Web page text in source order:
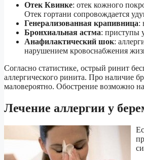
Отек Квинке: отек кожного
Отек гортани сопровождается
Генерализованная крапивница:
Бронхиальная астма: приступы
Анафилактический шок:
нарушением кровоснабжения
Согласно статистике, острый ринит
аллергического ринита. Про наличие
маловероятно. Обострение возможно
Лечение аллергии у